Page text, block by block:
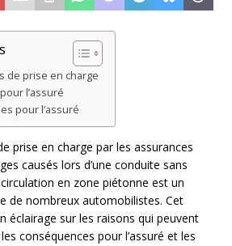
de prise en charge
l’assuré
pour l’assuré
prise en charge par les assurances
causés lors d’une conduite sans
en zone piétonne est un
de nombreux automobilistes. Cet
éclairage sur les raisons qui peuvent
conséquences pour l’assuré et les